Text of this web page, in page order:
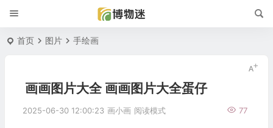
首页 图片 手绘画
画画图片大全 画画图片大全蛋仔
2025-06-30 12:00:23 画小画 77
阅读模式